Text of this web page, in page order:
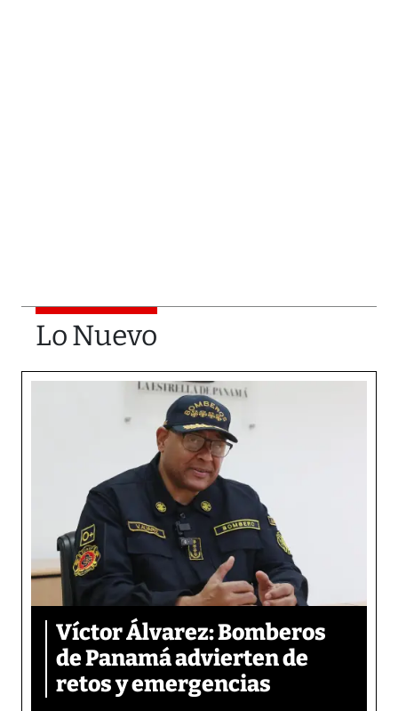
Lo Nuevo
Víctor Álvarez: Bomberos
de Panamá advierten de
retos y emergencias